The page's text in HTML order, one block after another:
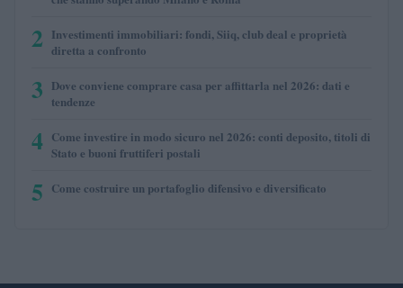
2 Investimenti immobiliari: fondi, Siiq, club deal e proprietà
diretta a confronto
3 Dove conviene comprare casa per affittarla nel 2026: dati e
tendenze
4 Come investire in modo sicuro nel 2026: conti deposito, titoli di
Stato e buoni fruttiferi postali
5 Come costruire un portafoglio difensivo e diversificato